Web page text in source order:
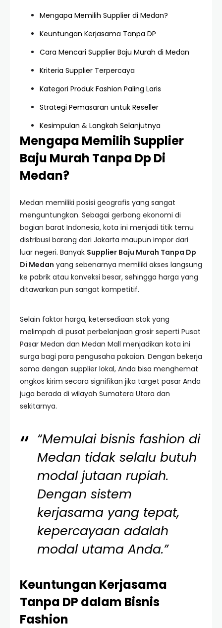
Mengapa Memilih Supplier di Medan?
Keuntungan Kerjasama Tanpa DP
Cara Mencari Supplier Baju Murah di Medan
Kriteria Supplier Terpercaya
Kategori Produk Fashion Paling Laris
Strategi Pemasaran untuk Reseller
Kesimpulan & Langkah Selanjutnya
Mengapa Memilih Supplier
Baju Murah Tanpa Dp Di
Medan?
Medan memiliki posisi geografis yang sangat
menguntungkan. Sebagai gerbang ekonomi di
bagian barat Indonesia, kota ini menjadi titik temu
distribusi barang dari Jakarta maupun impor dari
luar negeri. Banyak Supplier Baju Murah Tanpa Dp
Di Medan yang sebenarnya memiliki akses langsung
ke pabrik atau konveksi besar, sehingga harga yang
ditawarkan pun sangat kompetitif.
Selain faktor harga, ketersediaan stok yang
melimpah di pusat perbelanjaan grosir seperti Pusat
Pasar Medan dan Medan Mall menjadikan kota ini
surga bagi para pengusaha pakaian. Dengan bekerja
sama dengan supplier lokal, Anda bisa menghemat
ongkos kirim secara signifikan jika target pasar Anda
juga berada di wilayah Sumatera Utara dan
sekitarnya.
“Memulai bisnis fashion di
Medan tidak selalu butuh
modal jutaan rupiah.
Dengan sistem
kerjasama yang tepat,
kepercayaan adalah
modal utama Anda.”
Keuntungan Kerjasama
Tanpa DP dalam Bisnis
Fashion